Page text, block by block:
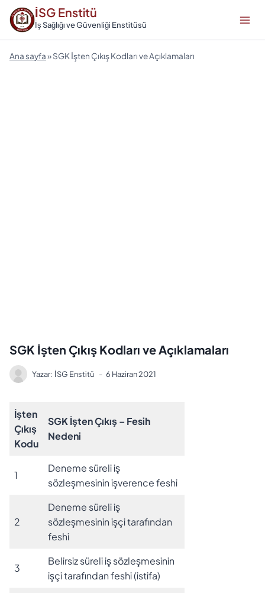
Skip
content
İSG Enstitü
İş Sağlığı ve Güvenliği Enstitüsü
Ana sayfa»SGK İşten Çıkış Kodları ve Açıklamaları
SGK İşten Çıkış Kodları ve Açıklamaları
Yazar: İSG Enstitü 6 Haziran 2021
İşten
Çıkış
Kodu
SGK İşten Çıkış – Fesih
Nedeni
1
Deneme süreli iş
sözleşmesinin işverence feshi
2
Deneme süreli iş
sözleşmesinin işçi tarafından
feshi
3
Belirsiz süreli iş sözleşmesinin
işçi tarafından feshi (istifa)